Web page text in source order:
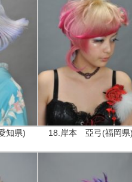
県) 18.岸本 亞弓(福岡県)